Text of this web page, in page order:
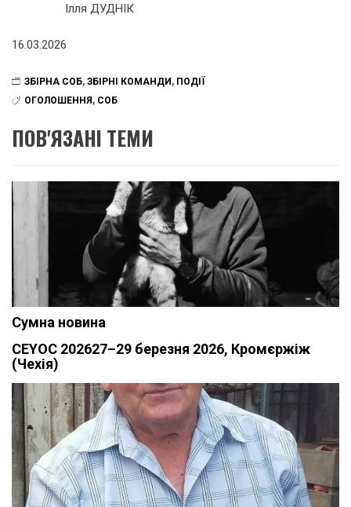
Ілля ДУДНІК
16.03.2026
ЗБІРНА СОБ, ЗБІРНІ КОМАНДИ, ПОДІЇ
ОГОЛОШЕННЯ, СОБ
ПОВ'ЯЗАНІ ТЕМИ
Сумна новина
CEYOC 202627–29 березня 2026, Кромєржіж
(Чехія)